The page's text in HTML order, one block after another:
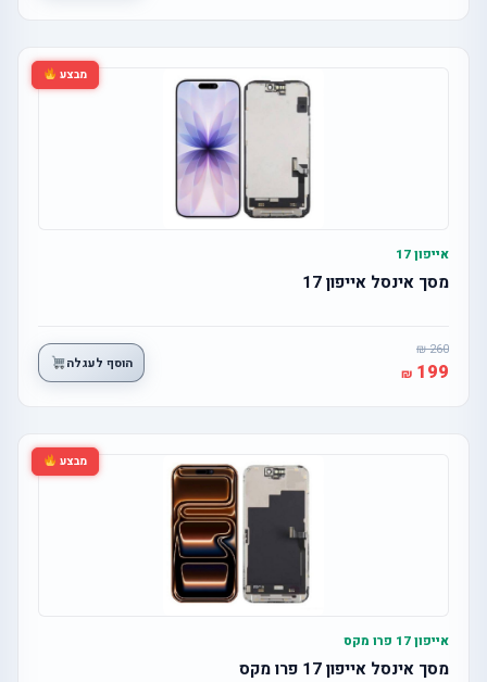
מבצע
אייפון 17
מסך אינסל אייפון 17
260
199 הוסף לעגלה
מבצע
אייפון 17 פרו מקס
מסך אינסל אייפון 17 פרו מקס